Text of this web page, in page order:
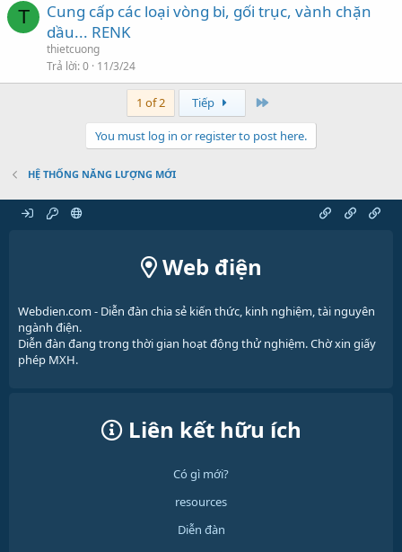
T
Cung cấp các loại vòng bi, gối trục, vành chặn
dầu... RENK
thietcuong
Trả lời 0 11/3/24
1 of 2 Tiếp
You must log in or register to post here.
HỆ THỐNG NĂNG LƯỢNG MỚI
Web điện
Webdien.com - Diễn đàn chia sẻ kiến thức, kinh nghiệm, tài nguyên
ngành điện.
Diễn đàn đang trong thời gian hoạt động thử nghiệm. Chờ xin giấy
phép MXH.
Liên kết hữu ích
Có gì mới?
resources
Diễn đàn